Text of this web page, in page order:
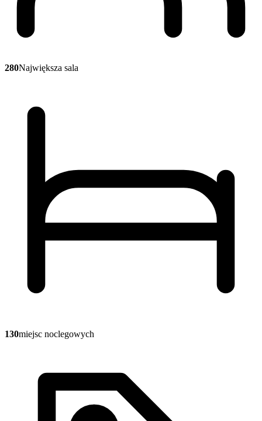
280Największa sala
130miejsc noclegowych